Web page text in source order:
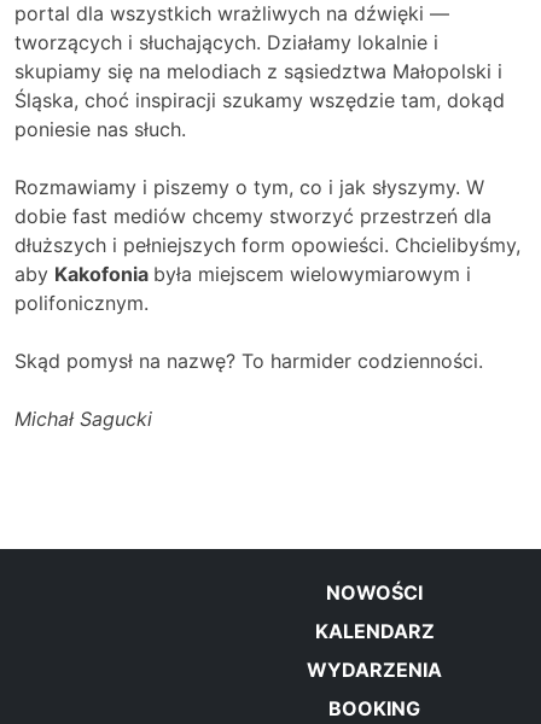
portal dla wszystkich wrażliwych na dźwięki —
tworzących i słuchających. Działamy lokalnie i
skupiamy się na melodiach z sąsiedztwa Małopolski i
Śląska, choć inspiracji szukamy wszędzie tam, dokąd
poniesie nas słuch.
Rozmawiamy i piszemy o tym, co i jak słyszymy. W
dobie fast mediów chcemy stworzyć przestrzeń dla
dłuższych i pełniejszych form opowieści. Chcielibyśmy,
aby Kakofonia była miejscem wielowymiarowym i
polifonicznym.
Skąd pomysł na nazwę? To harmider codzienności.
Michał Sagucki
NOWOŚCI
KALENDARZ
WYDARZENIA
BOOKING